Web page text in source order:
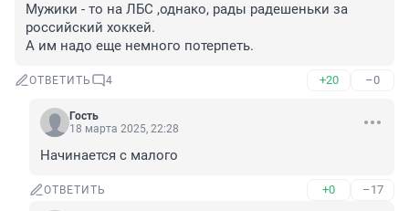
Мужики - то на ЛБС ,однако, рады радешеньки за
российский хоккей.
А им надо еще немного потерпеть.
ОТВЕТИТЬ 4 +20 –0
Гость
18 марта 2025, 22:28
Начинается с малого
ОТВЕТИТЬ +0 –17